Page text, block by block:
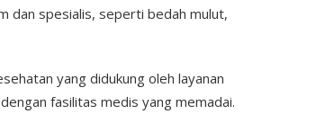
dan spesialis, seperti bedah mulut,
yang didukung oleh layanan
fasilitas medis yang memadai.